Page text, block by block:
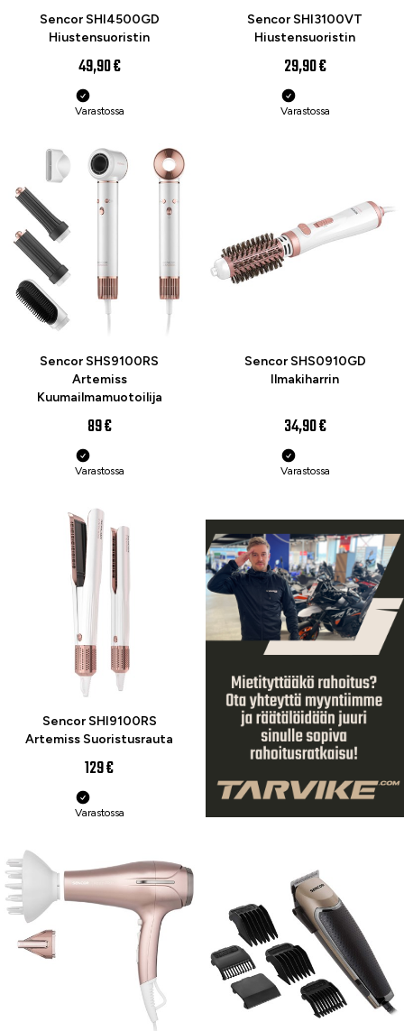
Sencor SHI4500GD
Hiustensuoristin
49,90 €
Varastossa
Sencor SHI3100VT
Hiustensuoristin
29,90 €
Varastossa
Sencor SHS9100RS
Artemiss
Kuumailmamuotoilija
89 €
Varastossa
Sencor SHS0910GD
Ilmakiharrin
34,90 €
Varastossa
Sencor SHI9100RS
Artemiss Suoristusrauta
129 €
Varastossa